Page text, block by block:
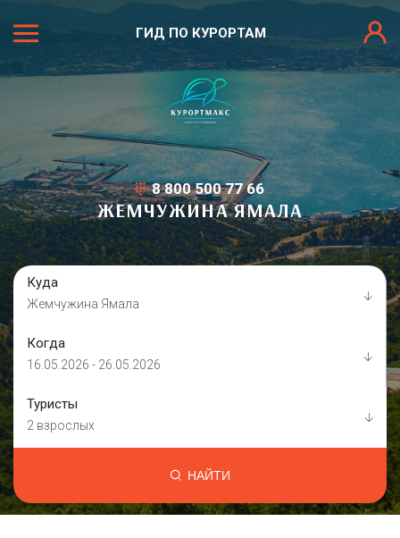
ГИД ПО КУРОРТАМ
8 800 500 77 66
ЖЕМЧУЖИНА ЯМАЛА
Куда
Жемчужина Ямала
Когда
16.05.2026 - 26.05.2026
Туристы
2 взрослых
НАЙТИ